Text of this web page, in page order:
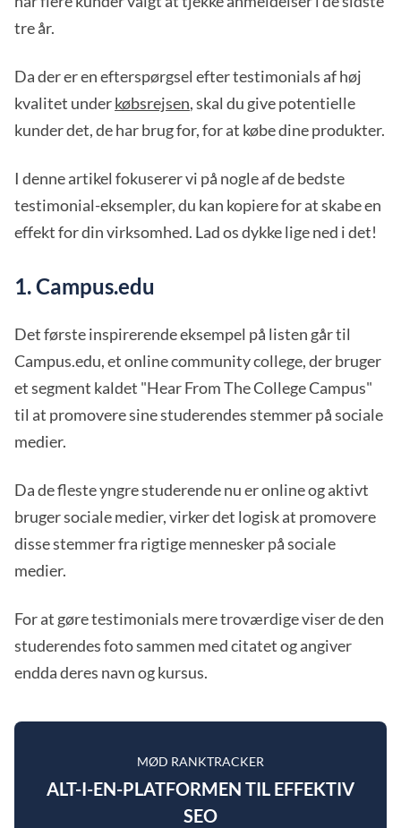
tre år.
Da der er en efterspørgsel efter testimonials af høj
kvalitet underkøbsrejsen, skal du give potentielle
kunder det, de har brug for, for at købe dine produkter.
I denne artikel fokuserer vi på nogle af de bedste
testimonial-eksempler, du kan kopiere for at skabe en
effekt for din virksomhed. Lad os dykke lige ned i det!
1. Campus.edu
Det første inspirerende eksempel på listen går til
Campus.edu, et online community college, der bruger
et segment kaldet "Hear From The College Campus"
til at promovere sine studerendes stemmer på sociale
medier.
Da de fleste yngre studerende nu er online og aktivt
bruger sociale medier, virker det logisk at promovere
disse stemmer fra rigtige mennesker på sociale
medier.
For at gøre testimonials mere troværdige viser de den
studerendes foto sammen med citatet og angiver
endda deres navn og kursus.
MØD RANKTRACKER
ALT-I-EN-PLATFORMEN TIL EFFEKTIV
SEO